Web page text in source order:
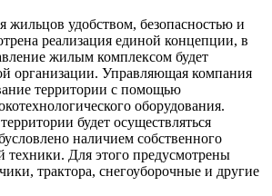
жильцов удобством, безопасностью и
реализация единой концепции, в
жилым комплексом будет
организации. Управляющая компания
территории с помощью
оборудования.
будет осуществляться
наличием собственного
техники. Для этого предусмотрены
трактора, снегоуборочные и другие